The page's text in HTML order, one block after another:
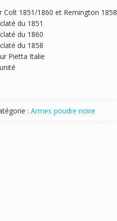
Colt 1851/1860 et Remington 1858
du 1851
du 1860
du 1858
Pietta Italie
: Armes poudre noire